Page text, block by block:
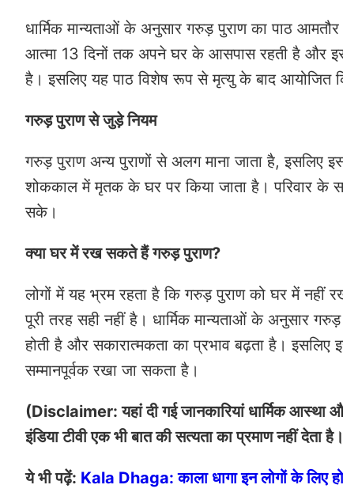
धार्मिक मान्यताओं के अनुसार गरुड़ पुराण का पाठ
आत्मा 13 दिनों तक अपने घर के आसपास रहती है और
है। इसलिए यह पाठ विशेष रूप से मृत्यु के बाद आयोजित
गरुड़ पुराण से जुड़े नियम
गरुड़ पुराण अन्य पुराणों से अलग माना जाता है, इसलिए
शोककाल में मृतक के घर पर किया जाता है। परिवार
सके।
क्या घर में रख सकते हैं गरुड़ पुराण?
लोगों में यह भ्रम रहता है कि गरुड़ पुराण को घर में नहीं
पूरी तरह सही नहीं है। धार्मिक मान्यताओं के अनुसार
होती है और सकारात्मकता का प्रभाव बढ़ता है। इसलिए
सम्मानपूर्वक रखा जा सकता है।
(Disclaimer: यहां दी गई जानकारियां धार्मिक आस्था
इंडिया टीवी एक भी बात की सत्यता का प्रमाण नहीं देता
ये भी पढ़ें: Kala Dhaga: काला धागा इन लोगों के लिए